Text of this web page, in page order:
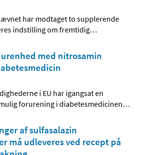
har modtaget to supplerende
indstilling om fremtidig…
med nitrosamin
i EU har igangsat en
forurening i diabetesmedicinen…
af sulfasalazin
må udleveres ved recept på